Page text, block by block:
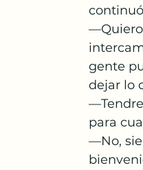
gente
dejar lo
para
—No,